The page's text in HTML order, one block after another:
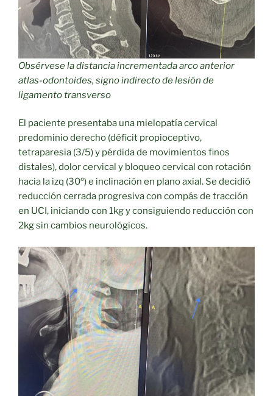
Obsérvese la distancia incrementada arco anterior
atlas-odontoides, signo indirecto de lesión de
ligamento transverso
El paciente presentaba una mielopatía cervical
predominio derecho (déficit propioceptivo,
tetraparesia (3/5) y pérdida de movimientos finos
distales), dolor cervical y bloqueo cervical con rotación
hacia la izq (30º) e inclinación en plano axial. Se decidió
reducción cerrada progresiva con compás de tracción
en UCI, iniciando con 1kg y consiguiendo reducción con
2kg sin cambios neurológicos.